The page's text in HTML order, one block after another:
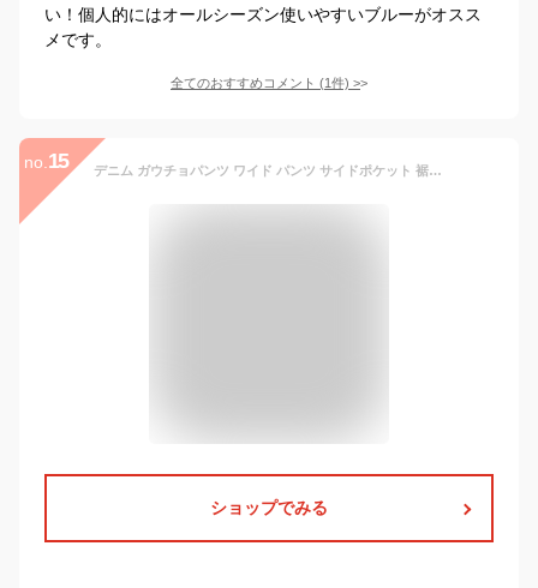
い！個人的にはオールシーズン使いやすいブルーがオスス
メです。
全てのおすすめコメント (1件) >
no. 15 デニム ガウチョパンツ ワイド パンツ サイドポケット 裾 フリンジ ジーンズ ジーパン ウエストゴム ハイウエスト ロング ボトムス オールシーズン 大きいサイズ レディース カジュアル 美脚
ショップでみる